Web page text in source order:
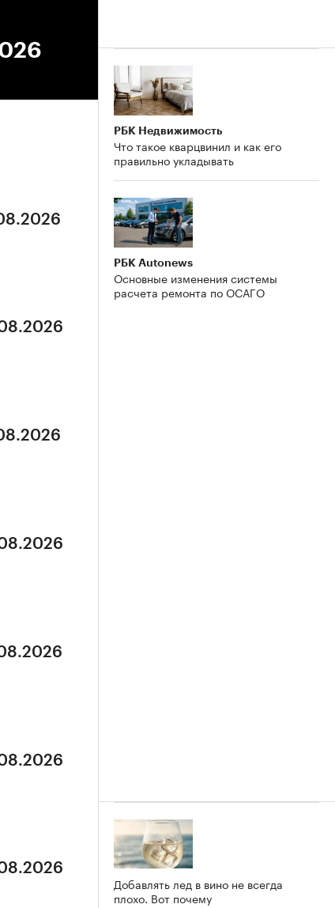
РБК Недвижимость
Что такое кварцвинил и как его
правильно укладывать
РБК Autonews
Основные изменения системы
расчета ремонта по ОСАГО
Добавлять лед в вино не всегда
плохо. Вот почему